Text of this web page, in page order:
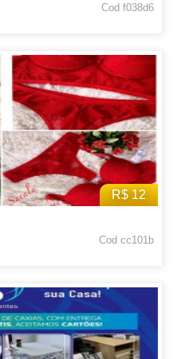
Cod f038d6
R$ 12
Cod cc101b